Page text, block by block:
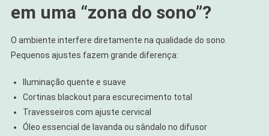
em uma “zona do sono”?
O ambiente interfere diretamente na qualidade do sono.
Pequenos ajustes fazem grande diferença:
Iluminação quente e suave
Cortinas blackout para escurecimento total
Travesseiros com ajuste cervical
Óleo essencial de lavanda ou sândalo no difusor